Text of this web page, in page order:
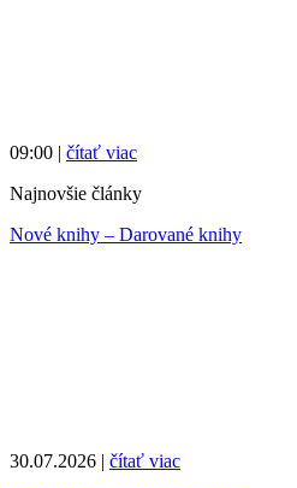
09:00 | čítať viac
Najnovšie články
Nové knihy – Darované knihy
30.07.2026 | čítať viac